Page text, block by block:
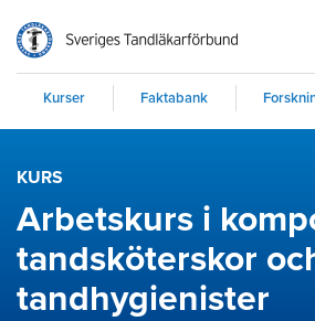
Kurser Faktabank
KURS
Arbetskurs i
tandsköterskor
tandhygienister